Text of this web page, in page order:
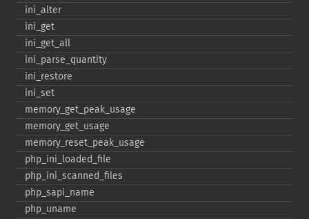
ini_​alter
ini_​get
ini_​get_​all
ini_​parse_​quantity
ini_​restore
ini_​set
memory_​get_​peak_​usage
memory_​get_​usage
memory_​reset_​peak_​usage
php_​ini_​loaded_​file
php_​ini_​scanned_​files
php_​sapi_​name
php_​uname